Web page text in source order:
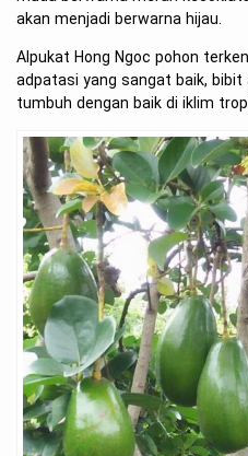
akan menjadi berwarna hijau.
Alpukat Hong Ngoc pohon
adpatasi yang sangat baik,
tumbuh dengan baik di iklim